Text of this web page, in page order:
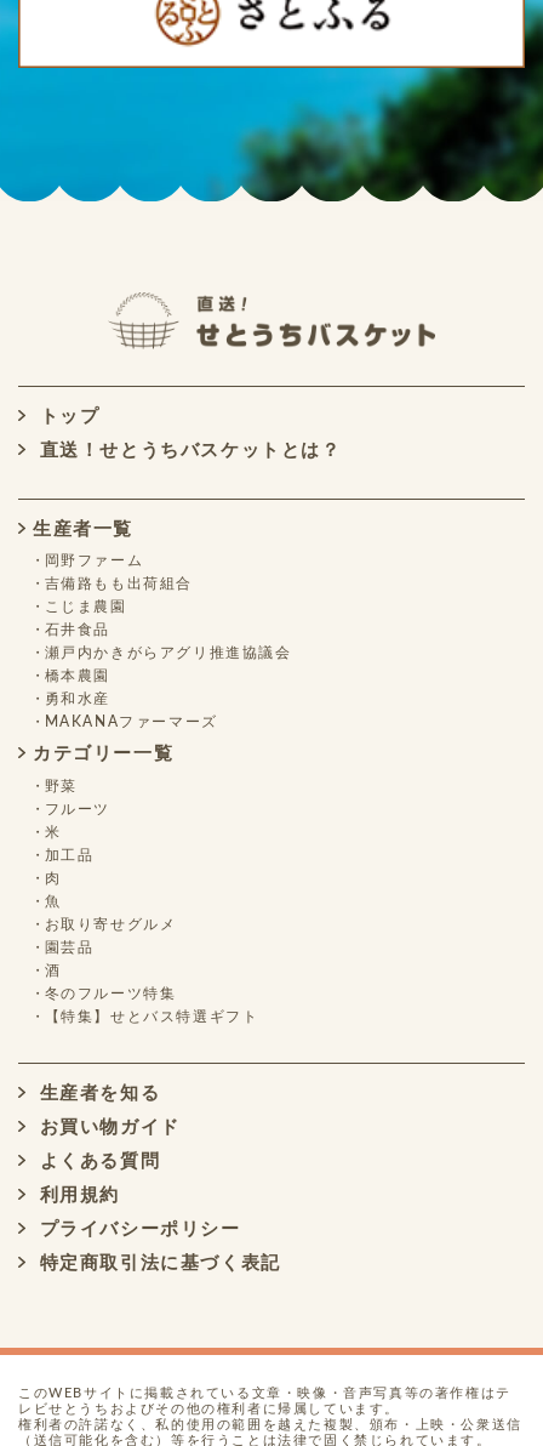
トップ
直送！せとうちバスケットとは？
生産者一覧
岡野ファーム
吉備路もも出荷組合
こじま農園
石井食品
瀬戸内かきがらアグリ推進協議会
橋本農園
勇和水産
MAKANAファーマーズ
カテゴリー一覧
野菜
フルーツ
米
加工品
肉
魚
お取り寄せグルメ
園芸品
酒
冬のフルーツ特集
【特集】せとバス特選ギフト
生産者を知る
お買い物ガイド
よくある質問
利用規約
プライバシーポリシー
特定商取引法に基づく表記
このWEBサイトに掲載されている文章・映像・音声写真等の著作権はテ
レビせとうちおよびその他の権利者に帰属しています。
権利者の許諾なく、私的使用の範囲を越えた複製、頒布・上映・公衆送信
（送信可能化を含む）等を行うことは法律で固く禁じられています。